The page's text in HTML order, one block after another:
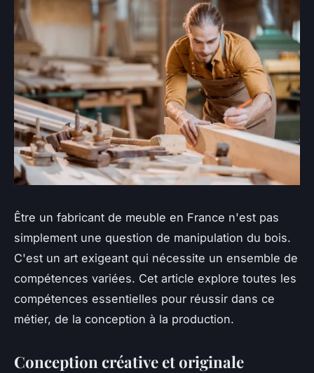
Être un fabricant de meuble en France n'est pas
simplement une question de manipulation du bois.
C'est un art exigeant qui nécessite un ensemble de
compétences variées. Cet article explore toutes les
compétences essentielles pour réussir dans ce
métier, de la conception à la production.
Conception créative et originale